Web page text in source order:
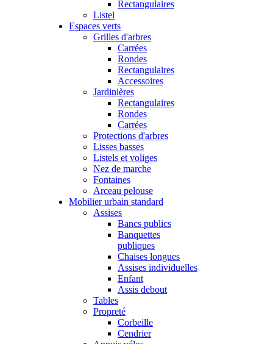
Rectangulaires
Listel
Espaces verts
Grilles d'arbres
Carrées
Rondes
Rectangulaires
Accessoires
Jardinières
Rectangulaires
Rondes
Carrées
Protections d'arbres
Lisses basses
Listels et voliges
Nez de marche
Fontaines
Arceau pelouse
Mobilier urbain standard
Assises
Bancs publics
Banquettes
publiques
Chaises longues
Assises individuelles
Enfant
Assis debout
Tables
Propreté
Corbeille
Cendrier